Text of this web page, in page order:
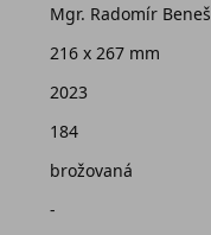
Mgr. Radomír Beneš
216 x 267 mm
2023
184
brožovaná
-